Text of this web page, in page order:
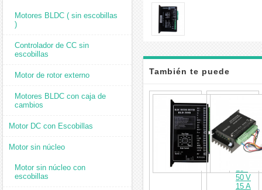
Motores BLDC ( sin escobillas
)
Controlador de CC sin
escobillas
Motor de rotor externo
Motores BLDC con caja de
cambios
Motor DC con Escobillas
Motor sin núcleo
Motor sin núcleo con
escobillas
También te puede
interesar
300B
de
Motor
DC
Sin
18–
50 V
15 A